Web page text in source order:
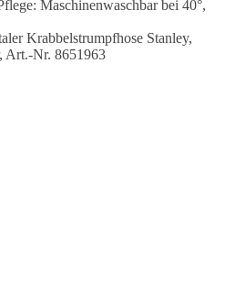
Maschinenwaschbar bei 40°,
Krabbelstrumpfhose Stanley,
Art.-Nr. 8651963